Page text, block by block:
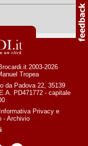
2003-2026
Tropea
da Padova 22, 35139
PD471772 - capitale
Informativa Privacye
- Archivio